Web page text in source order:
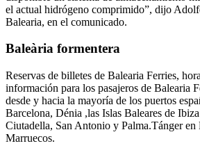
el actual hidrógeno comprimido”, dijo
Balearia, en el comunicado.
Baleària formentera
Reservas de billetes de Balearia Ferries,
información para los pasajeros de Balearia
desde y hacia la mayoría de los puertos
Barcelona, Dénia ,las Islas Baleares de
Ciutadella, San Antonio y Palma.Tánger en
Marruecos.